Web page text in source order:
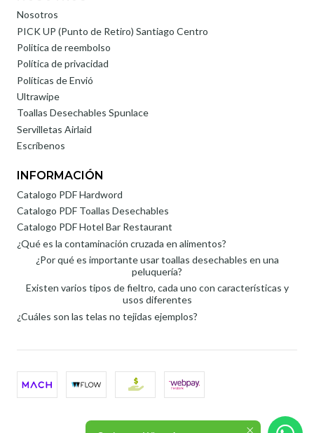
Nosotros
PICK UP (Punto de Retiro) Santiago Centro
Politica de reembolso
Política de privacidad
Políticas de Envió
Ultrawipe
Toallas Desechables Spunlace
Servilletas Airlaid
Escríbenos
INFORMACIÓN
Catalogo PDF Hardword
Catalogo PDF Toallas Desechables
Catalogo PDF Hotel Bar Restaurant
¿Qué es la contaminación cruzada en alimentos?
¿Por qué es importante usar toallas desechables en una
peluquería?
Existen varios tipos de fieltro, cada uno con características y
usos diferentes
¿Cuáles son las telas no tejidas ejemplos?